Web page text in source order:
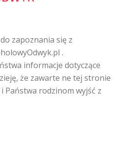
zapoznania się z
.
informacje dotyczące
że zawarte ne tej stronie
Państwa rodzinom wyjść z